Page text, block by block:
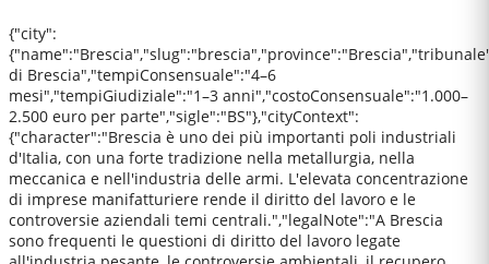
{"city":
di Brescia","tempiConsensuale":"4–6
mesi","tempiGiudiziale":"1–3 anni","costoConsensuale":"1.000–
2.500 euro per parte","sigle":"BS"},"cityContext":
{"character":"Brescia è uno dei più importanti poli industriali
d'Italia, con una forte tradizione nella metallurgia, nella
meccanica e nell'industria delle armi. L'elevata concentrazione
di imprese manifatturiere rende il diritto del lavoro e le
controversie aziendali temi centrali.","legalNote":"A Brescia
sono frequenti le questioni di diritto del lavoro legate